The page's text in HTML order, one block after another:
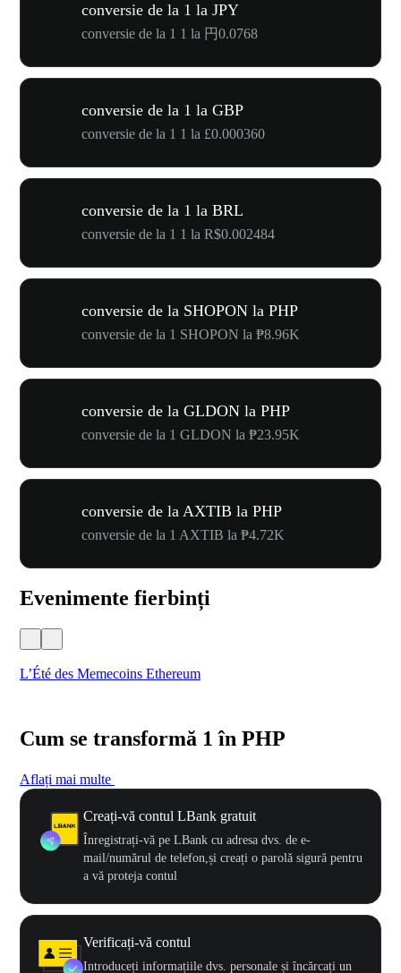
conversie de la 1 la JPY
conversie de la 1 1 la 円0.0768
conversie de la 1 la GBP
conversie de la 1 1 la £0.000360
conversie de la 1 la BRL
conversie de la 1 1 la R$0.002484
conversie de la SHOPON la PHP
conversie de la 1 SHOPON la ₱8.96K
conversie de la GLDON la PHP
conversie de la 1 GLDON la ₱23.95K
conversie de la AXTIB la PHP
conversie de la 1 AXTIB la ₱4.72K
Evenimente fierbinți
L’Été des Memecoins Ethereum
Cum se transformă 1 în PHP
Aflați mai multe
Creați-vă contul LBank gratuit
Înregistrați-vă pe LBank cu adresa dvs. de e-
mail/numărul de telefon,și creați o parolă sigură pentru
a vă proteja contul
Verificați-vă contul
Introduceți informațiile dvs. personale și încărcați un